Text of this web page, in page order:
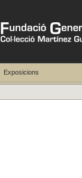
Exposicions